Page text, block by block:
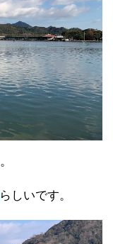
らしいです。